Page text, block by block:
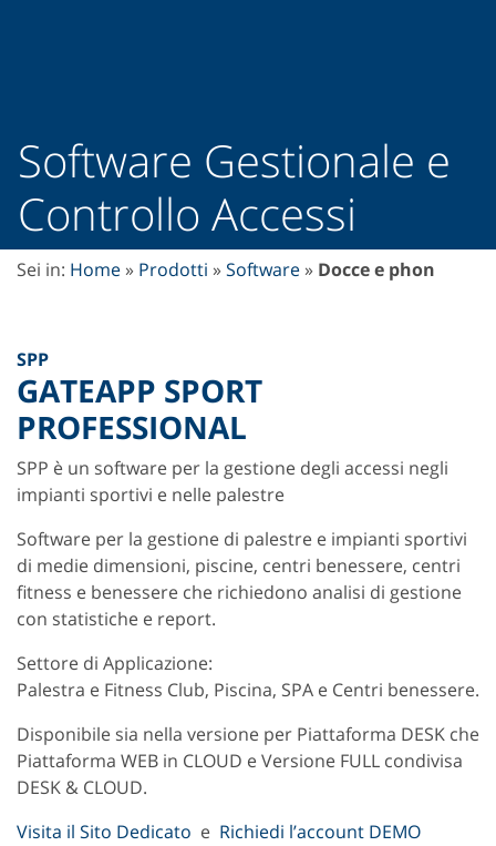
Software Gestionale e
Controllo Accessi
Sei in: Home » Prodotti »Software » docce e phon
SPP
GATEAPP SPORT
PROFESSIONAL
SPP è un software per la gestione degli accessi negli
impianti sportivi e nelle palestre
Software per la gestione di palestre e impianti sportivi
di medie dimensioni, piscine, centri benessere, centri
fitness e benessere che richiedono analisi di gestione
con statistiche e report.
Settore di Applicazione:
Palestra e Fitness Club, Piscina, SPA e Centri benessere.
Disponibile sia nella versione per Piattaforma DESK che
Piattaforma WEB in CLOUD e Versione FULL condivisa
DESK & CLOUD.
Visita il Sito Dedicato e Richiedi l’account DEMO